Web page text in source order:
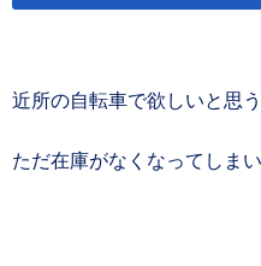
近所の自転車で欲しいと思
ただ在庫がなくなってしまい